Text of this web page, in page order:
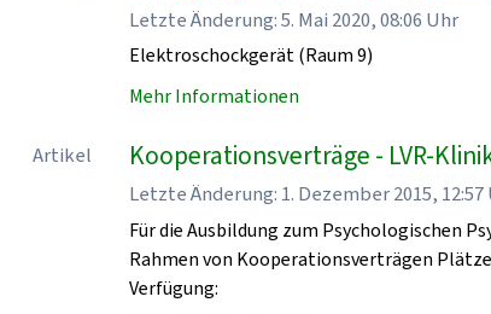
Letzte Änderung: 5. Mai 2020, 08:06 Uhr
Elektroschockgerät (Raum 9)
Mehr Informationen
Artikel Kooperationsverträge - LVR-
Letzte Änderung: 1. Dezember 2015, 12:57
Für die Ausbildung zum Psychologischen
Rahmen von Kooperationsverträgen
Verfügung: